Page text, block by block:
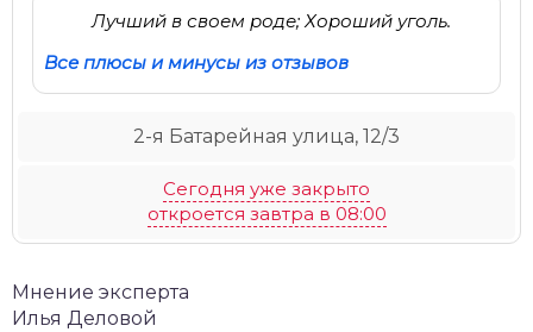
Лучший в своем роде; Хороший уголь.
Все плюсы и минусы из отзывов
2-я Батарейная улица, 12/3
Сегодня уже закрыто
откроется завтра в 08:00
Мнение эксперта
Илья Деловой